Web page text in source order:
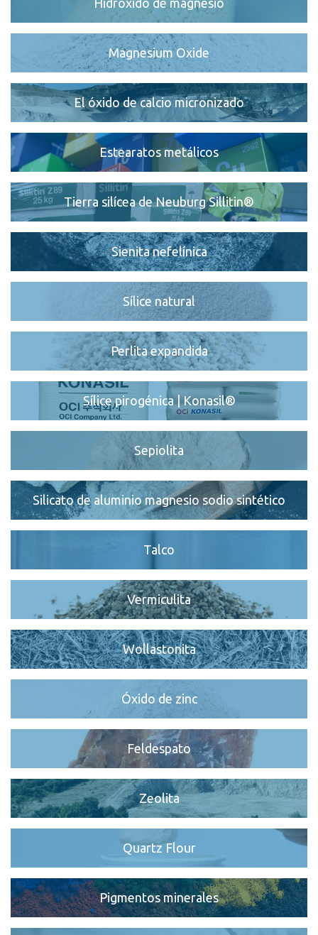
Magnesium Oxide
El óxido de calcio micronizado
Estearatos metálicos
Tierra silícea de Neuburg Sillitin®
Sienita nefelínica
Sílice natural
Perlita expandida
Sílice pirogénica | Konasil®
Sepiolita
Silicato de aluminio magnesio sodio sintético
Talco
Vermiculita
Wollastonita
Óxido de zinc
Feldespato
Zeolita
Quartz Flour
Pigmentos minerales